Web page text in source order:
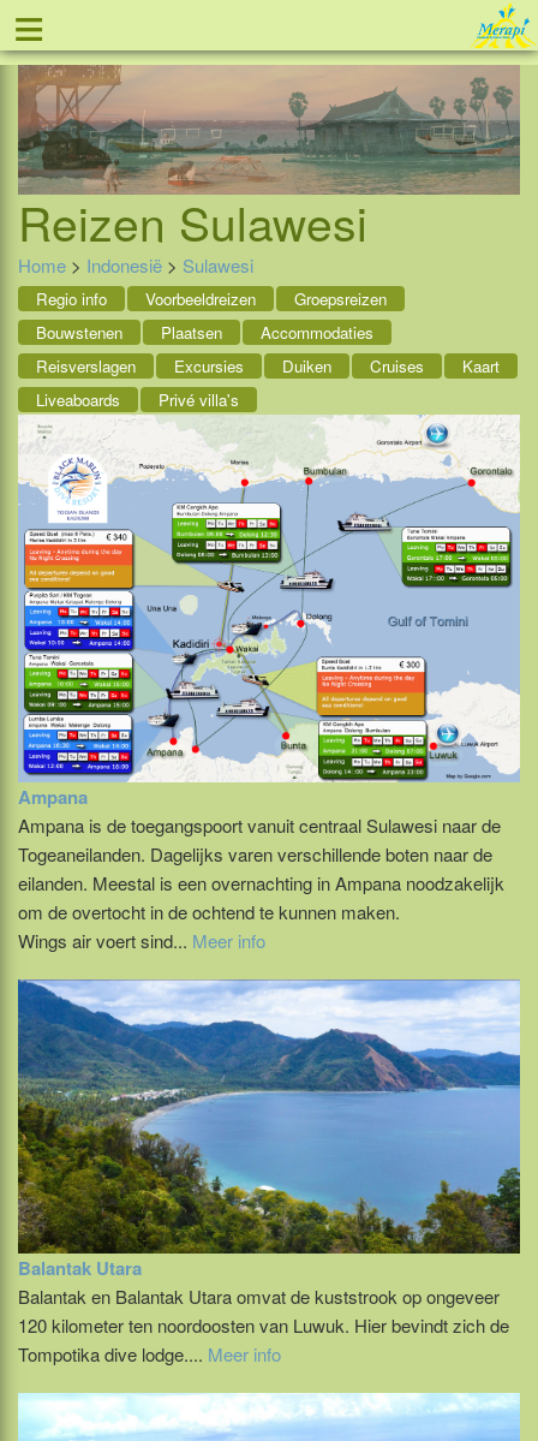
≡ Tel: 088 - 81 11 999
Reizen Sulawesi
Home > Indonesië > Sulawesi
Regio info Voorbeeldreizen
Groepsreizen
Bouwstenen
Plaatsen
Accommodaties
Reisverslagen
Excursies Duiken Cruises
Kaart
Liveaboards
Privé villa's
Ampana
Ampana is de toegangspoort vanuit centraal Sulawesi naar de
Togeaneilanden. Dagelijks varen verschillende boten naar de
eilanden. Meestal is een overnachting in Ampana noodzakelijk
om de overtocht in de ochtend te kunnen maken.
Wings air voert sind... Meer info
Balantak Utara
Balantak en Balantak Utara omvat de kuststrook op ongeveer
120 kilometer ten noordoosten van Luwuk. Hier bevindt zich de
Tompotika dive lodge.... Meer info